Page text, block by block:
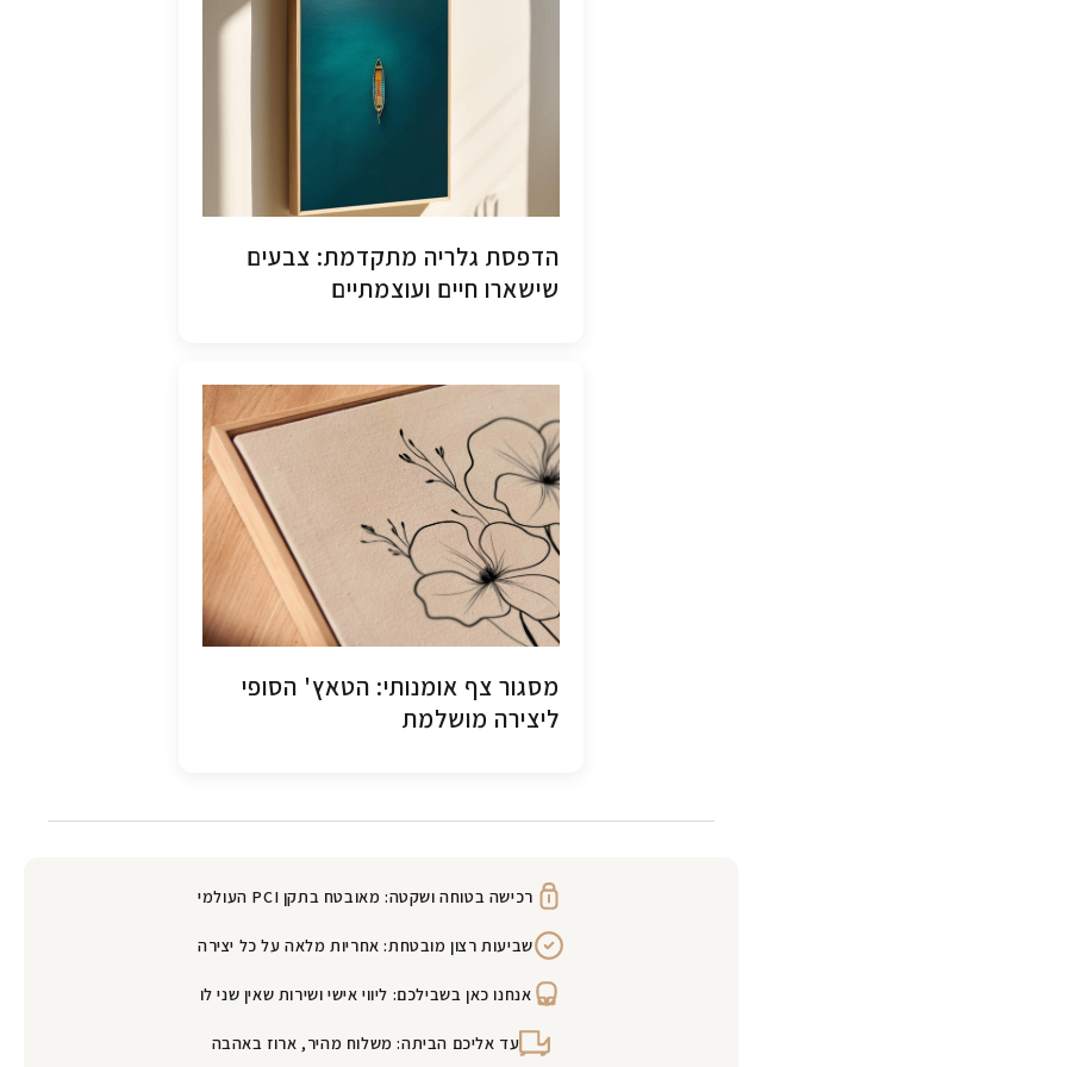
הדפסת גלריה מתקדמת: צבעים
שישארו חיים ועוצמתיים
מסגור צף אומנותי: הטאץ' הסופי
ליצירה מושלמת
רכישה בטוחה ושקטה: מאובטח בתקן PCI העולמי
שביעות רצון מובטחת: אחריות מלאה על כל יצירה
אנחנו כאן בשבילכם: ליווי אישי ושירות שאין שני לו
עד אליכם הביתה: משלוח מהיר, ארוז באהבה